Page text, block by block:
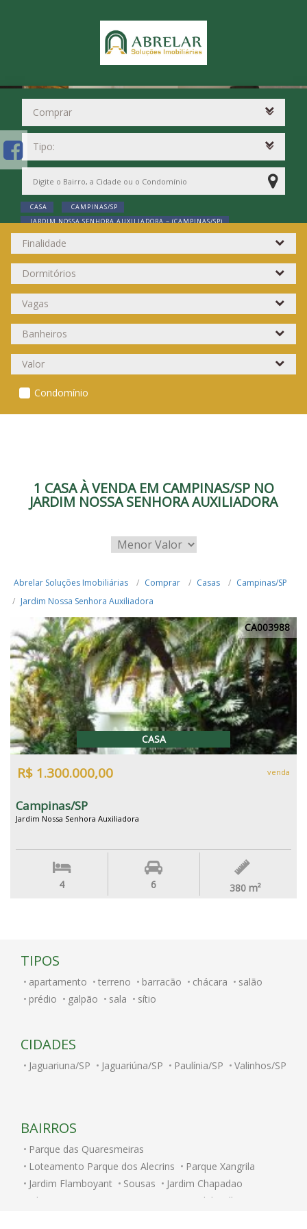
CASA
CAMPINAS/SP
JARDIM NOSSA SENHORA AUXILIADORA ~ (CAMPINAS/SP)
Condomínio
1 CASA À VENDA EM CAMPINAS/SP NO
JARDIM NOSSA SENHORA AUXILIADORA
Abrelar Soluções Imobiliárias Comprar Casas
Campinas/SP
Jardim Nossa Senhora Auxiliadora
CA003988
CASA
R$ 1.300.000,00 venda
Campinas/SP
Jardim Nossa Senhora Auxiliadora
4 6 380 m²
TIPOS
apartamento terreno barracão chácara
salão
prédio
galpão sala sítio
CIDADES
Jaguariuna/SP Jaguariúna/SP Paulínia/SP Valinhos/SP
BAIRROS
Parque das Quaresmeiras
Loteamento Parque dos Alecrins
Parque Xangrila
Jardim Flamboyant
Sousas
Jardim Chapadao
Vila Nova
Alphaville Campinas